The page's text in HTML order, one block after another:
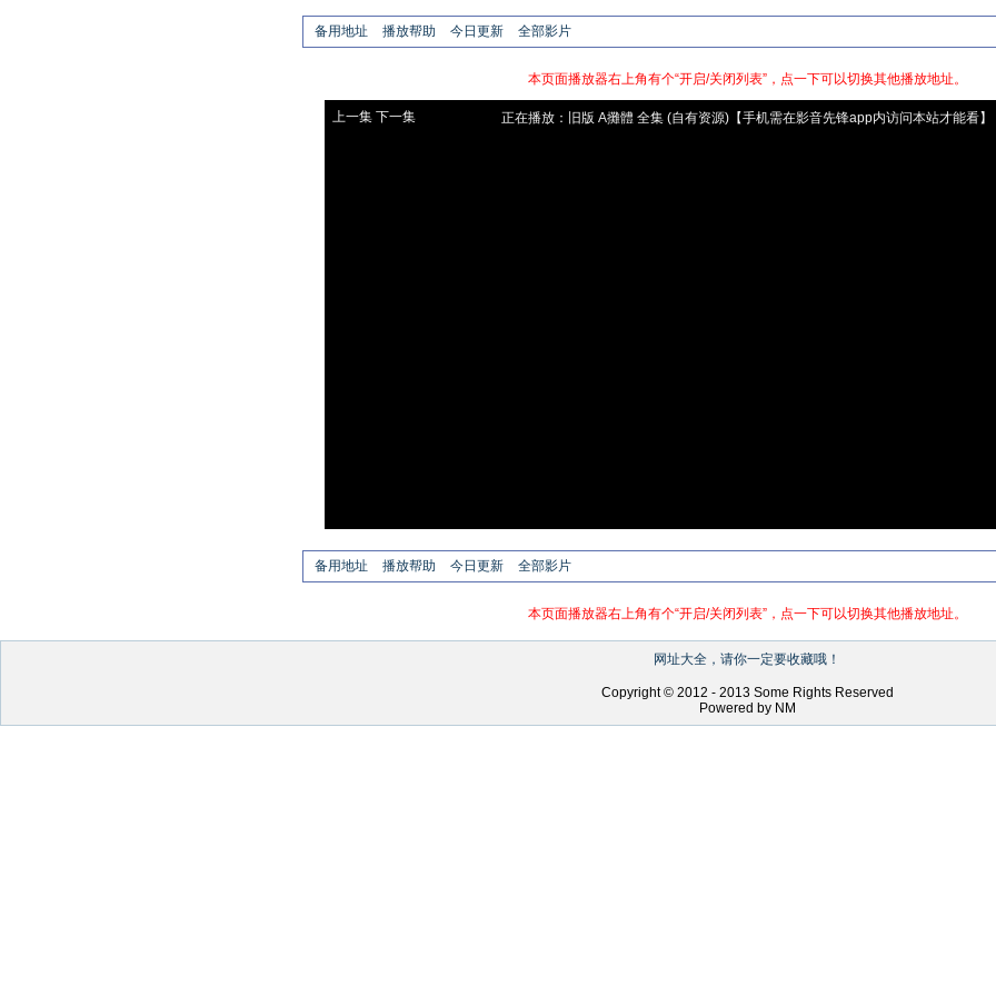
备用地址 播放帮助 今日更新 全部影片
本页面播放器右上角有个“开启/关闭列表”，点一下可以切换其他播放地址。
上一集 下一集 正在播放： 旧版 A攤體 全集 (自有资源)【手机需在影音先锋app内访问本站才能看】
备用地址 播放帮助 今日更新 全部影片
本页面播放器右上角有个“开启/关闭列表”，点一下可以切换其他播放地址。
网址大全，请你一定要收藏哦！
Copyright © 2012 - 2013 Some Rights Reserved
Powered by NM